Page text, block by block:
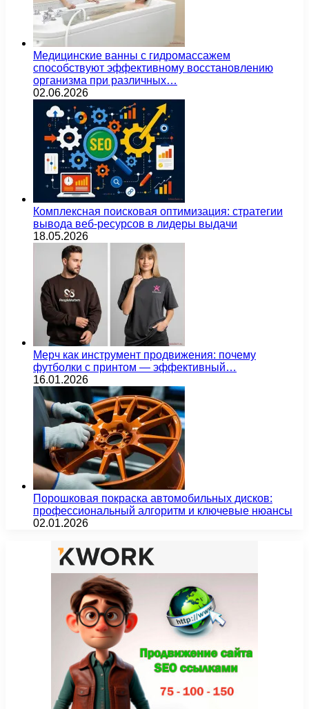
Медицинские ванны с гидромассажем
способствуют эффективному восстановлению
организма при различных…
02.06.2026
Комплексная поисковая оптимизация: стратегии
вывода веб-ресурсов в лидеры выдачи
18.05.2026
Мерч как инструмент продвижения: почему
футболки с принтом — эффективный…
16.01.2026
Порошковая покраска автомобильных дисков:
профессиональный алгоритм и ключевые нюансы
02.01.2026